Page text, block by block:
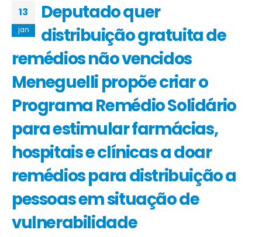
13
jan
Deputado quer
distribuição gratuita de
remédios não vencidos
Meneguelli propõe criar o
Programa Remédio Solidário
para estimular farmácias,
hospitais e clínicas a doar
remédios para distribuição a
pessoas em situação de
vulnerabilidade